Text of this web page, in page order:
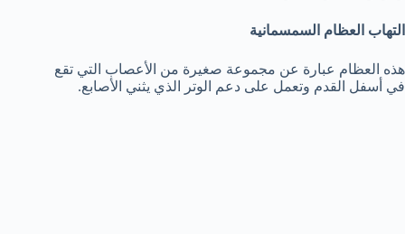
التهاب العظام السمسمانية
هذه العظام عبارة عن مجموعة صغيرة من الأعصاب التي تقع
في أسفل القدم وتعمل على دعم الوتر الذي يثني الأصابع.